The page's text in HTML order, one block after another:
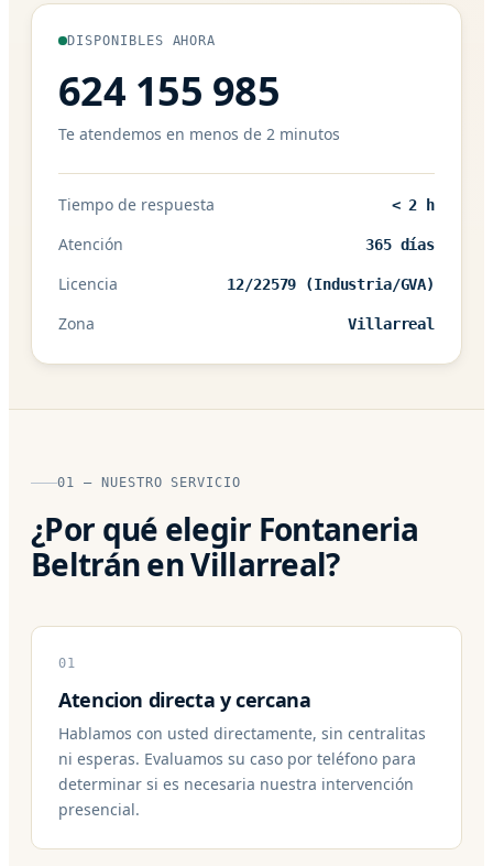
DISPONIBLES AHORA
624 155 985
Te atendemos en menos de 2 minutos
Tiempo de respuesta < 2 h
Atención 365 días
Licencia 12/22579 (Industria/GVA)
Zona Villarreal
01 — NUESTRO SERVICIO
¿Por qué elegir Fontaneria
Beltrán en Villarreal?
01
Atencion directa y cercana
Hablamos con usted directamente, sin centralitas
ni esperas. Evaluamos su caso por teléfono para
determinar si es necesaria nuestra intervención
presencial.